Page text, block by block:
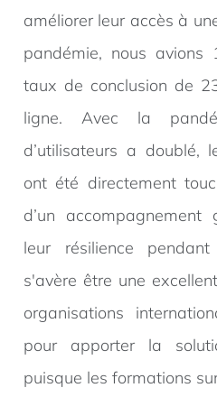
améliorer leur accès à
pandémie, nous
taux de conclusion de
ligne. Avec la
d’utilisateurs a doublé,
ont été directement
d’un
leur résilience
s'avère être une
organisations
pour apporter la
puisque les formations